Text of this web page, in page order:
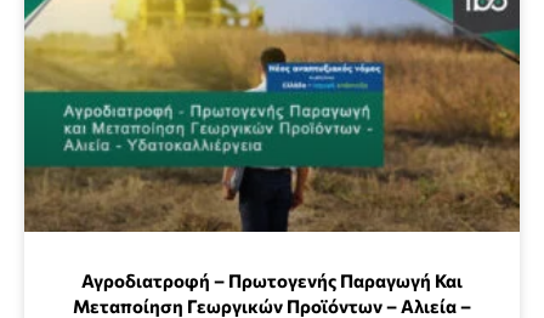
Αγροδιατροφή – Πρωτογενής Παραγωγή Και
Μεταποίηση Γεωργικών Προϊόντων – Αλιεία –